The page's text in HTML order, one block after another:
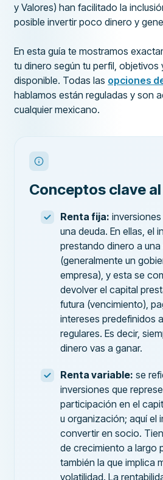
y Valores) han facilitado la
posible invertir poco dinero y
En esta guía te mostramos
tu dinero según tu perfil,
disponible. Todas las opciones
hablamos están reguladas y son
cualquier mexicano.
Conceptos clave
Renta fija:
una deuda. En ellas, el
prestando dinero a una
(generalmente un
empresa), y esta se
devolver el capital
futura (vencimiento),
intereses predefinidos
regulares. Es decir,
dinero vas a ganar.
Renta variable: se
inversiones que
participación en el
u organización; aquí el
convertir en socio.
de crecimiento a largo
también la que implica
volatilidad. La